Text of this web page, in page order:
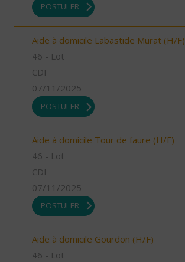
POSTULER
Aide à domicile Labastide Murat (H/F)
46 - Lot
CDI
07/11/2025
POSTULER
Aide à domicile Tour de faure (H/F)
46 - Lot
CDI
07/11/2025
POSTULER
Aide à domicile Gourdon (H/F)
46 - Lot